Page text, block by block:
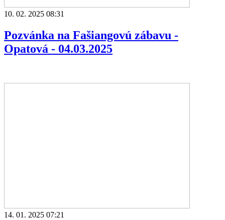
10. 02. 2025 08:31
Pozvánka na Fašiangovú zábavu -
Opatová - 04.03.2025
14. 01. 2025 07:21